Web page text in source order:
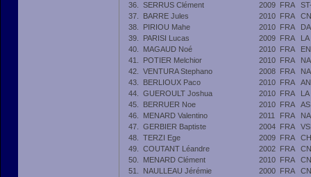
36.
SERRUS Clément 2009 FRA
37.
BARRE Jules 2010 FRA
38.
PIRIOU Mahe 2010 FRA
39.
PARISI Lucas 2009 FRA
40.
MAGAUD Noé 2010 FRA
41.
POTIER Melchior 2010 FRA
42.
VENTURA Stephano 2008 FRA
43.
BERLIOUX Paco 2010 FRA
44.
GUEROULT Joshua 2010 FRA
45.
BERRUER Noe 2010 FRA
46.
MENARD Valentino 2011 FRA
47.
GERBIER Baptiste 2004 FRA
48.
TERZI Ege 2009 FRA
49.
COUTANT Léandre 2002 FRA
50.
MENARD Clément 2010 FRA
51.
NAULLEAU Jérémie 2000 FRA